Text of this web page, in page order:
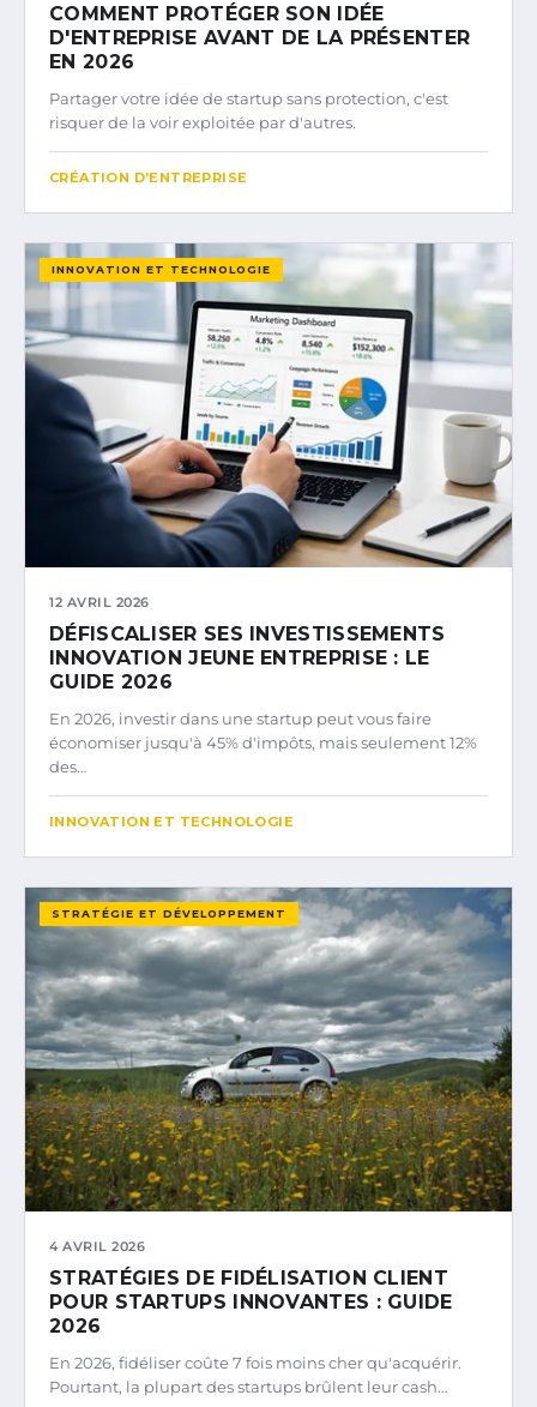
COMMENT PROTÉGER SON IDÉE
D'ENTREPRISE AVANT DE LA PRÉSENTER
EN 2026
Partager votre idée de startup sans protection, c'est
risquer de la voir exploitée par d'autres.
CRÉATION D’ENTREPRISE
INNOVATION ET TECHNOLOGIE
12 AVRIL 2026
DÉFISCALISER SES INVESTISSEMENTS
INNOVATION JEUNE ENTREPRISE : LE
GUIDE 2026
En 2026, investir dans une startup peut vous faire
économiser jusqu'à 45% d'impôts, mais seulement 12%
des…
INNOVATION ET TECHNOLOGIE
STRATÉGIE ET DÉVELOPPEMENT
4 AVRIL 2026
STRATÉGIES DE FIDÉLISATION CLIENT
POUR STARTUPS INNOVANTES : GUIDE
2026
En 2026, fidéliser coûte 7 fois moins cher qu'acquérir.
Pourtant, la plupart des startups brûlent leur cash…